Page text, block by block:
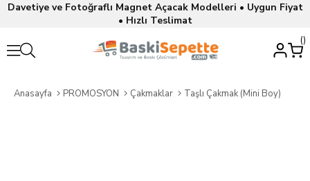
Davetiye ve Fotoğraflı Magnet Açacak Modelleri • Uygun Fiyat
• Hızlı Teslimat
Anasayfa PROMOSYON Çakmaklar Taşlı Çakmak (Mini Boy)